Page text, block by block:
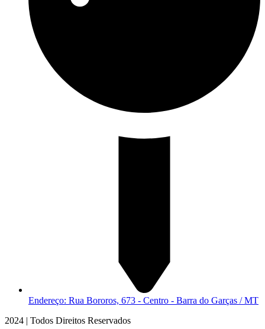
Endereço: Rua Bororos, 673 - Centro - Barra do Garças / MT
2024 | Todos Direitos Reservados